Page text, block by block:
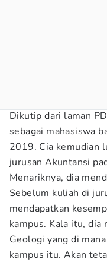
Dikutip dari laman
sebagai mahasiswa
2019. Cia kemudian
jurusan Akuntansi
Menariknya, dia
Sebelum kuliah di
mendapatkan
kampus. Kala itu, dia
Geologi yang di
kampus itu. Akan